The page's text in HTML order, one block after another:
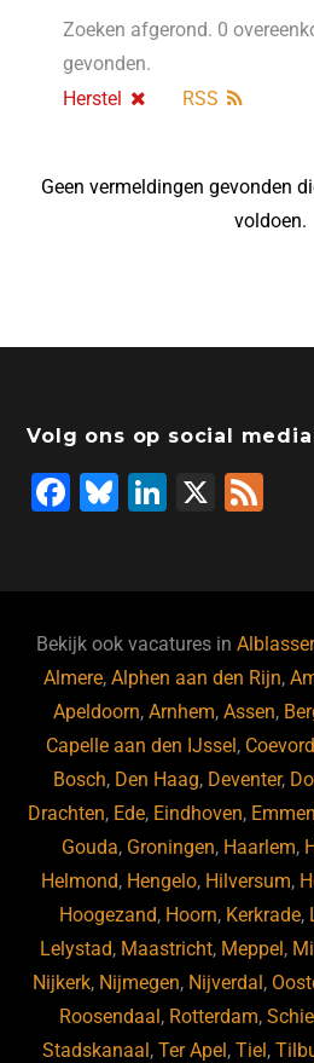
Zoeken afgerond. 0
gevonden.
Herstel
RSS
Geen vermeldingen gevonden
voldoen.
Volg ons op social
F
b
o
o
k
Bl
ky
Li
dI
n
X
Bekijk ook vacatures in
Almere,Alphen aan den Rijn,
Apeldoorn,Arnhem,Assen,
Capelle aan den IJssel ,
Bosch, Den Haag, Deventer,
Drachten, Ede, Eindhoven, Emmen
Gouda, Groningen, Haarlem,
Helmond, Hengelo, Hilversum,
Hoogezand, Hoorn, Kerkrade,
Lelystad, Maastricht, Meppel ,
Nijkerk, Nijmegen, Nijverdal ,
Roosendaal , Rotterdam,
Stadskanaal ,Ter Apel ,Tiel ,